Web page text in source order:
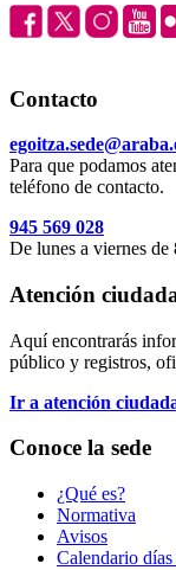
Contacto
Para que podamos
teléfono de contacto.
945 569 028
De lunes a viernes
Atención
Aquí encontrarás
público y registros,
Ir a atención
Conoce la sede
¿Qué es?
Normativa
Avisos
Calendario